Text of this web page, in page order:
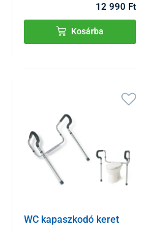
12 990 Ft
Kosárba
WC kapaszkodó keret